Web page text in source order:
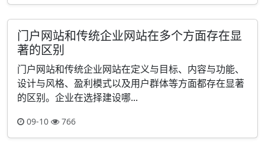
门户网站和传统企业网站在多个方面存在显
著的区别
门户网站和传统企业网站在定义与目标、内容与功能、
设计与风格、盈利模式以及用户群体等方面都存在显著
的区别。企业在选择建设哪...
09-10 766